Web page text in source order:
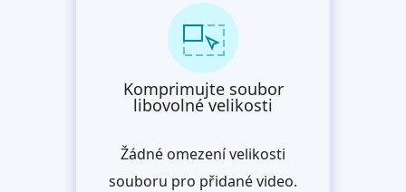
Komprimujte soubor
libovolné velikosti
Žádné omezení velikosti
souboru pro přidané video.